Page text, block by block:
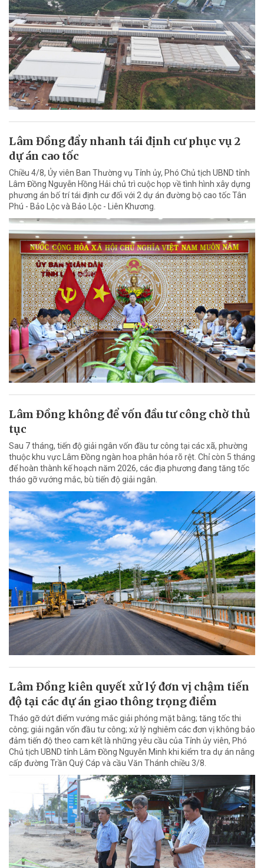
Lâm Đồng đẩy nhanh tái định cư phục vụ 2
dự án cao tốc
Chiều 4/8, Ủy viên Ban Thường vụ Tỉnh ủy, Phó Chủ tịch UBND tỉnh
Lâm Đồng Nguyễn Hồng Hải chủ trì cuộc họp về tình hình xây dựng
phương án bố trí tái định cư đối với 2 dự án đường bộ cao tốc Tân
Phú - Bảo Lộc và Bảo Lộc - Liên Khương.
Lâm Đồng không để vốn đầu tư công chờ thủ
tục
Sau 7 tháng, tiến độ giải ngân vốn đầu tư công tại các xã, phường
thuộc khu vực Lâm Đồng ngàn hoa phân hóa rõ rệt. Chỉ còn 5 tháng
để hoàn thành kế hoạch năm 2026, các địa phương đang tăng tốc
tháo gỡ vướng mắc, bù tiến độ giải ngân.
Lâm Đồng kiên quyết xử lý đơn vị chậm tiến
độ tại các dự án giao thông trọng điểm
Tháo gỡ dứt điểm vướng mắc giải phóng mặt bằng; tăng tốc thi
công; giải ngân vốn đầu tư công; xử lý nghiêm các đơn vị không bảo
đảm tiến độ theo cam kết là những yêu cầu của Tỉnh ủy viên, Phó
Chủ tịch UBND tỉnh Lâm Đồng Nguyễn Minh khi kiểm tra dự án nâng
cấp đường Trần Quý Cáp và cầu Văn Thánh chiều 3/8.